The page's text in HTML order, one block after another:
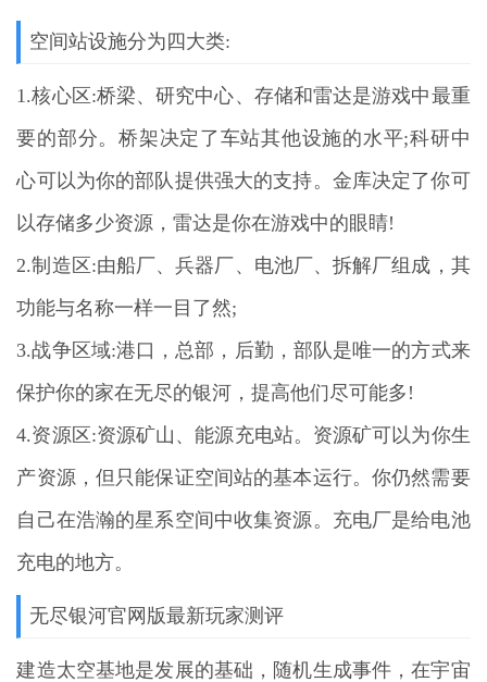
空间站设施分为四大类:
1.核心区:桥梁、研究中心、存储和雷达是游戏中最重
要的部分。桥架决定了车站其他设施的水平;科研中
心可以为你的部队提供强大的支持。金库决定了你可
以存储多少资源，雷达是你在游戏中的眼睛!
2.制造区:由船厂、兵器厂、电池厂、拆解厂组成，其
功能与名称一样一目了然;
3.战争区域:港口，总部，后勤，部队是唯一的方式来
保护你的家在无尽的银河，提高他们尽可能多!
4.资源区:资源矿山、能源充电站。资源矿可以为你生
产资源，但只能保证空间站的基本运行。你仍然需要
自己在浩瀚的星系空间中收集资源。充电厂是给电池
充电的地方。
无尽银河官网版最新玩家测评
建造太空基地是发展的基础，随机生成事件，在宇宙